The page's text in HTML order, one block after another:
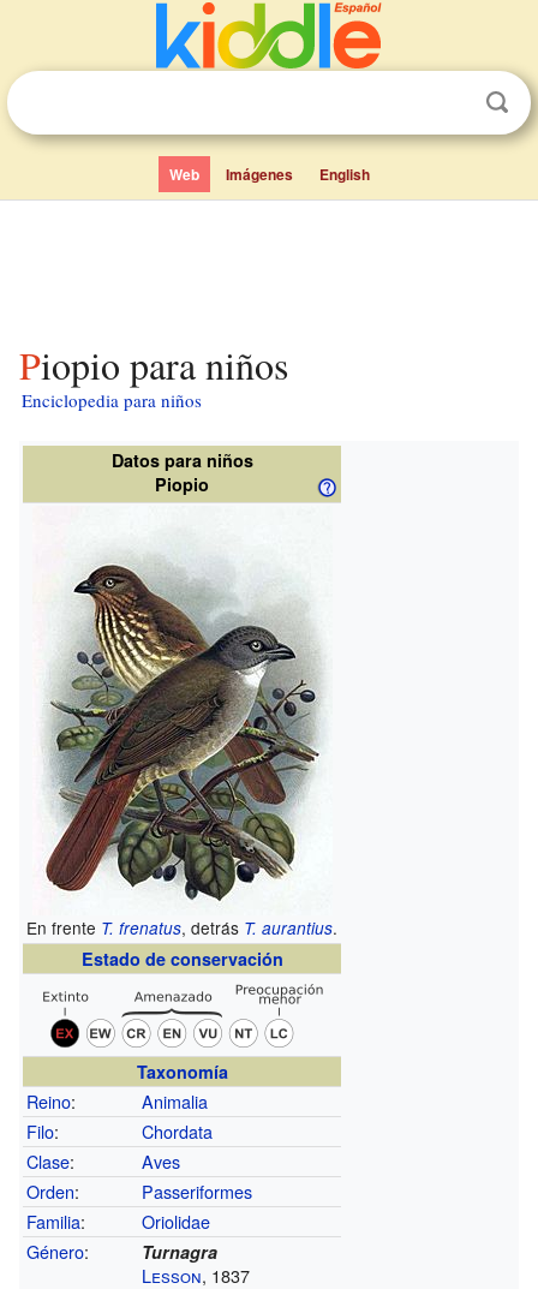
Web Imágenes English
Piopio para niños
Enciclopedia para niños
Datos para niños
Piopio
En frente T. frenatus, detrás T. aurantius.
Estado de conservación
Taxonomía
Reino:
Animalia
Filo:
Chordata
Clase:
Aves
Orden:
Passeriformes
Familia:
Oriolidae
Género: Turnagra
Lesson, 1837